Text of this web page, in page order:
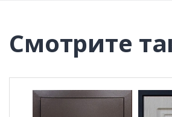
Смотрите